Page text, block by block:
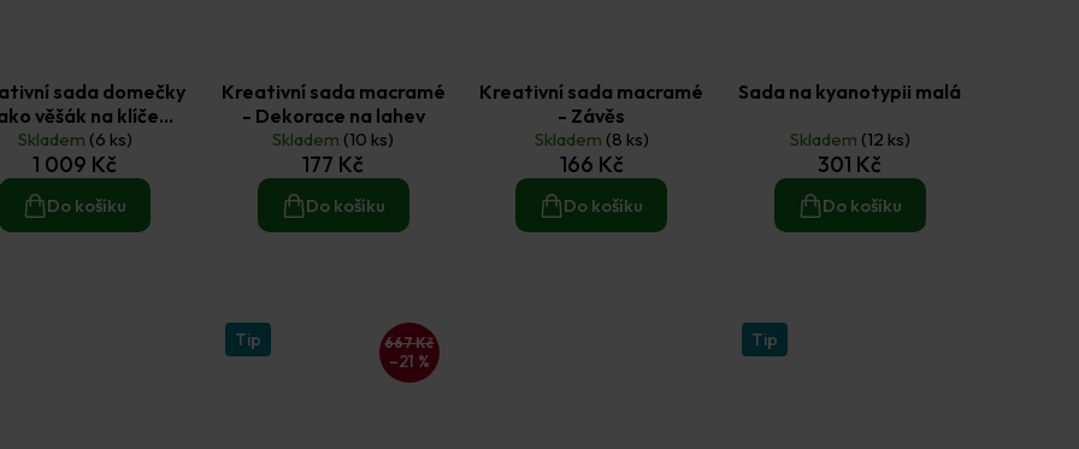
sada domečky
věšák na klíče
vintage
Skladem (6 ks)
1 009 Kč
Do košíku
Kreativní sada macramé
- Dekorace na lahev
Skladem (10 ks)
177 Kč
Do košíku
Kreativní sada macramé
- Závěs
Skladem (8 ks)
166 Kč
Do košíku
Sada na kyanotypii malá
Skladem (12 ks)
301 Kč
Do košíku
Tip 667 Kč
–21 %
Tip